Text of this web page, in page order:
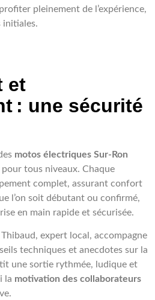
pleinement de l’expérience,
initiales.
et
: une sécurité
motos électriques Sur-Ron
tous niveaux. Chaque
complet, assurant confort
l’on soit débutant ou confirmé,
en main rapide et sécurisée.
expert local, accompagne
techniques et anecdotes sur la
une sortie rythmée, ludique et
la motivation des collaborateurs